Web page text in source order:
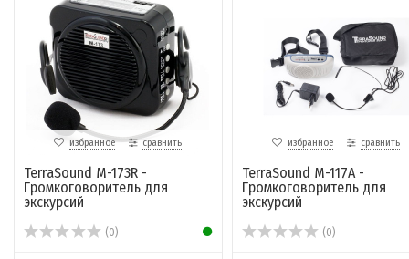
избранное сравнить
TerraSound M-173R -
Громкоговоритель для
экскурсий
(0)
избранное сравнить
TerraSound M-117A -
Громкоговоритель для
экскурсий
(0)